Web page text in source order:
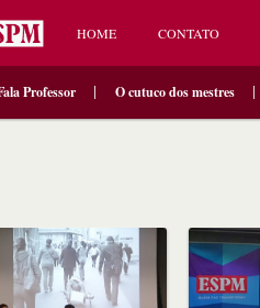
HOME CONTATO
Professor O cutuco dos mestres